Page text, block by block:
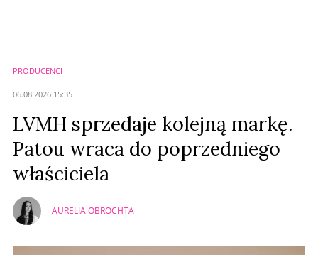
PRODUCENCI
06.08.2026 15:35
LVMH sprzedaje kolejną markę.
Patou wraca do poprzedniego
właściciela
AURELIA OBROCHTA